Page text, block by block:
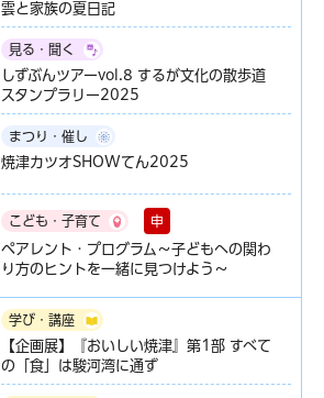
雲と家族の夏日記
見る・聞く
しずぶんツアーvol.8 するが文化の散歩道
スタンプラリー2025
まつり・催し
焼津カツオSHOWてん2025
こども・子育て 申
ペアレント・プログラム～子どもへの関わ
り方のヒントを一緒に見つけよう～
学び・講座
【企画展】『おいしい焼津』第1部 すべて
の「食」は駿河湾に通ず